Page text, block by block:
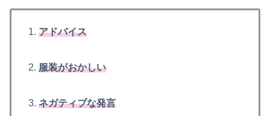
アドバイス
服装がおかしい
ネガティブな発言